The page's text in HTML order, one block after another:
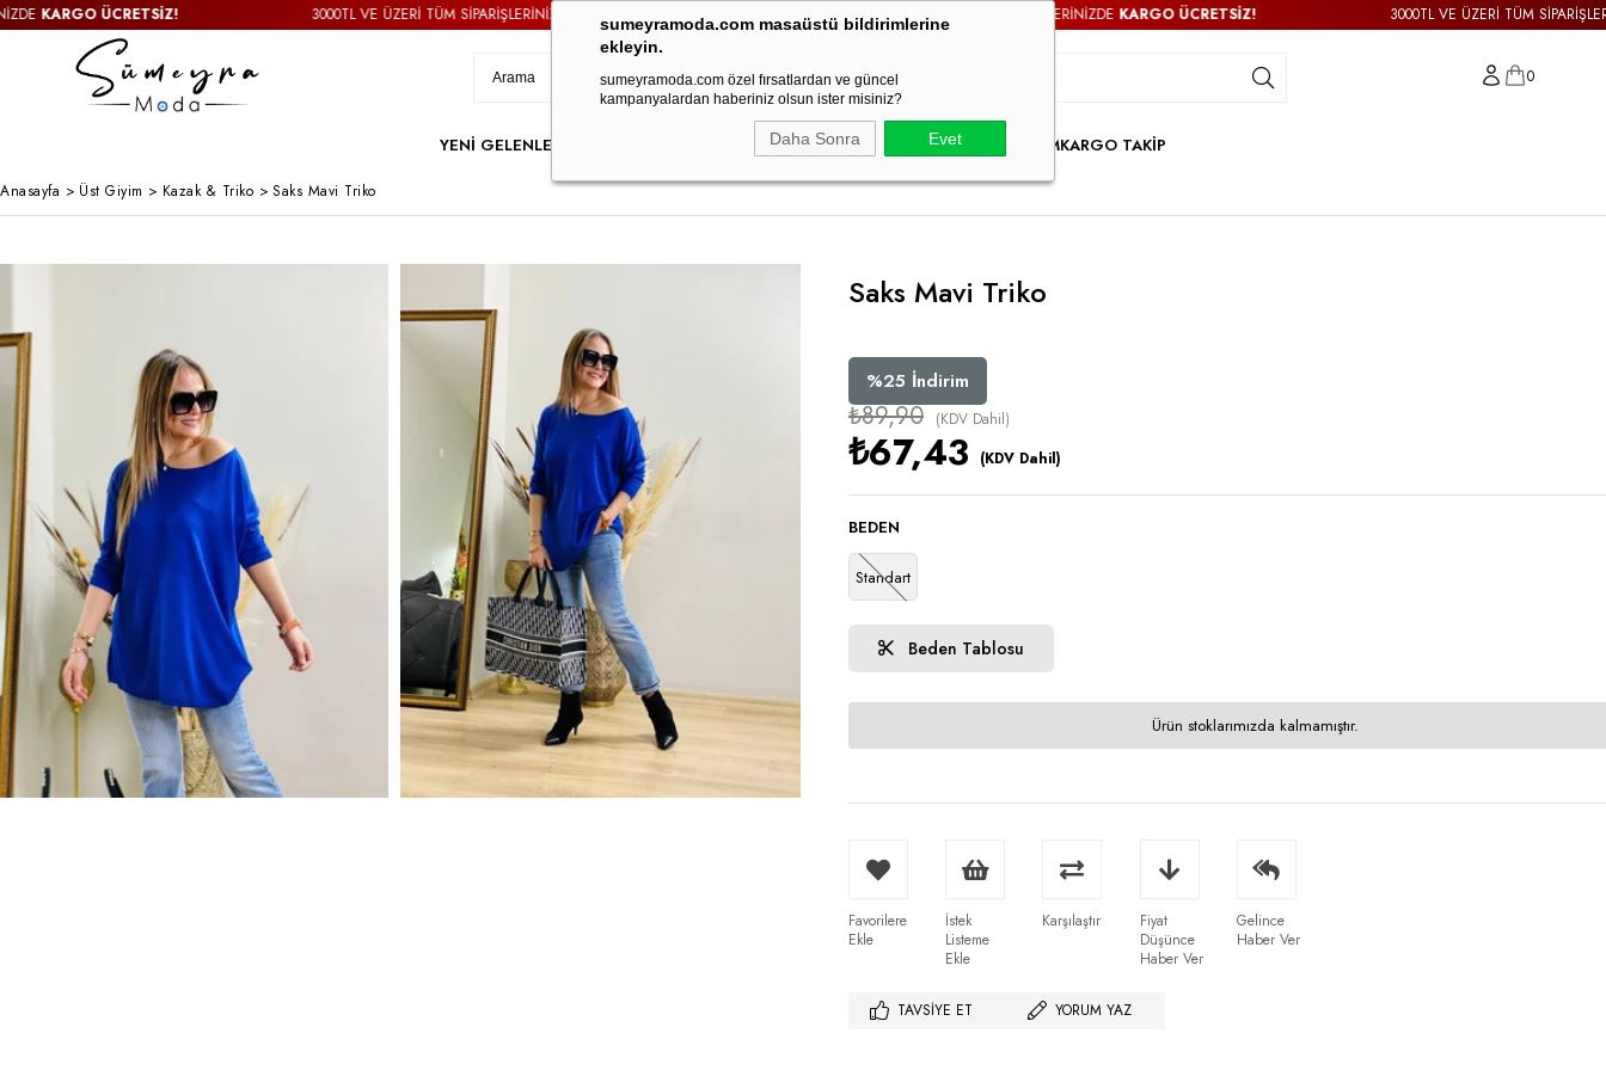
sumeyramoda.com masaüstü bildirimlerine
ekleyin.
sumeyramoda.com özel fırsatlardan ve güncel
kampanyalardan haberiniz olsun ister misiniz?
Daha Sonra Evet
KARGO ÜCRETSİZ! 3000TL VE ÜZERİ TÜM SİPARİŞLERİNİZDEKARGO ÜCRETSİZ! 3000TL VE ÜZERİ TÜM SİPARİŞLERİNİZDEKARGO ÜCRETSİZ! 3000TL VE ÜZERİ TÜM
0
YENİ GELENLER ALT GİYİMDIŞ GİYİMTAKIM PARTY WEAR İNDİRİMKARGO TAKİP
Anasayfa > Üst Giyim > Kazak & Triko > Saks Mavi Triko
Saks Mavi Triko
%25 İndirim
₺89,90 (KDV Dahil)
₺67,43 (KDV Dahil)
BEDEN
Standart
Beden Tablosu
Ürün stoklarımızda kalmamıştır.
Favorilere
Ekle
İstek
Listeme
Ekle
Karşılaştır
Fiyat
Düşünce
Haber Ver
Gelince
Haber Ver
TAVSIYE ET YORUM YAZ